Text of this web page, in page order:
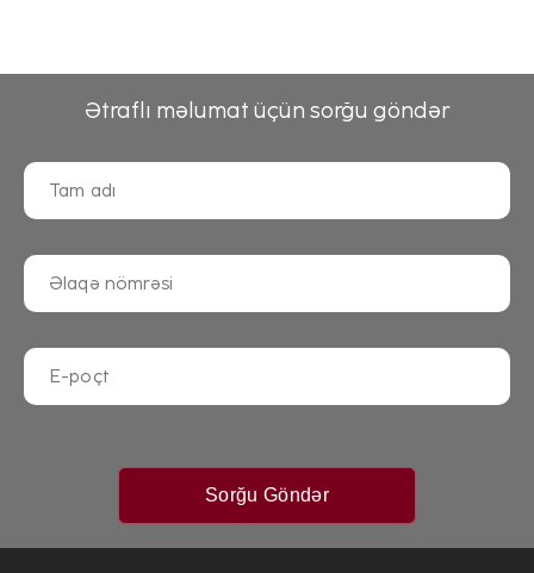
Ətraflı məlumat üçün sorğu göndər
Sorğu Göndər